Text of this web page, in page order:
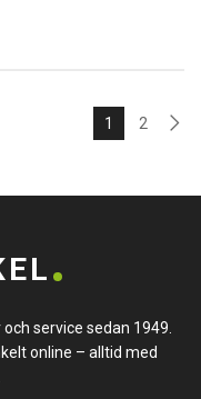
1 2
service sedan 1949.
online – alltid med